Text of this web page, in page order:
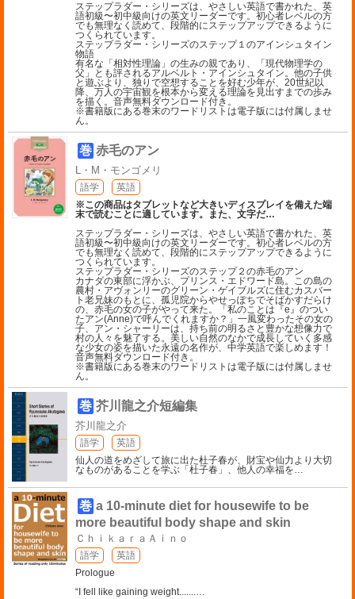
ステップラダー・シリーズは、やさしい英語で書かれた、英
語初級〜初中級向けの英文リーダーです。初心者レベルの方
でも無理なく読めて、段階的にステップアップできるように
つくられています。
ステップラダー・シリーズのステップ１のアインシュタイン
物語
有名な「相対性理論」の生みの親であり、「現代物理学の
父」とも評されるアルベルト・アインシュタイン。他の子供
と遊ぶより、独りで空想することを好む少年が、20世紀以
降、万人の宇宙観を根本から変える理論を見出すまでの歩み
を描く。音声無料ダウンロード付き。
※書籍版にある巻末のワードリストは電子版には付属しませ
ん。
巻 赤毛のアン
L・M・モンゴメリ
語学
英語
※この商品はタブレットなど大きいディスプレイを備えた端
末で読むことに適しています。また、文字だ…
ステップラダー・シリーズは、やさしい英語で書かれた、英
語初級〜初中級向けの英文リーダーです。初心者レベルの方
でも無理なく読めて、段階的にステップアップできるように
つくられています。
ステップラダー・シリーズのステップ２の赤毛のアン
カナダの東部に浮かぶ、プリンス・エドワード島。この島の
農村・アヴォンリーのグリーン・ゲイブルズに住むカスバー
ト老兄妹のもとに、孤児院からやせっぽちでそばかすだらけ
の、赤毛の女の子がやって来た。「私のことは『e』のつい
たアン(Anne)で呼んでくれますか？」一風変わったその女の
子、アン・シャーリーは、持ち前の明るさと豊かな想像力で
村の人々を魅了する。美しい自然のなかで成長していく多感
な少女の姿を描いた永遠の名作が、中学英語で楽しめます！
音声無料ダウンロード付き。
※書籍版にある巻末のワードリストは電子版には付属しませ
ん。
巻 芥川龍之介短編集
芥川龍之介
語学
英語
仙人の道をめざして旅に出た杜子春が、財宝や仙力より大切
なものがあることを学ぶ「杜子春」、他人の幸福を…
巻 a 10-minute diet for housewife to be
more beautiful body shape and skin
ＣｈｉｋａｒａＡｉｎｏ
語学
英語
Prologue
“I fell like gaining weight.......…